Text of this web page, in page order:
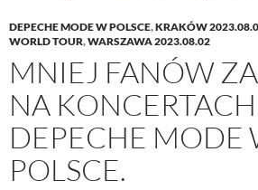
DEPECHE MODE W POLSCE,KRAKÓW
WORLD TOUR,WARSZAWA 2023.08.02
MNIEJ FANÓW
NA KONCERTACH
DEPECHE MODE
POLSCE.